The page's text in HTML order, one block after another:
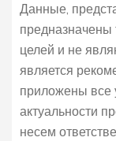
Данные,
целей и не
является
приложены все
актуальности
несем